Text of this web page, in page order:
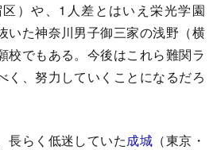
区）や、1人差とはいえ栄光学園
いた神奈川男子御三家の浅野（横
校でもある。今後はこれら難関ラ
く、努力していくことになるだろ
長らく低迷していた成城 （東京・